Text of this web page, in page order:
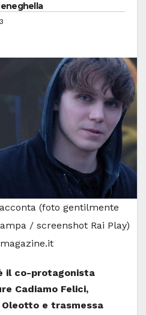
(foto gentilmente
/ screenshot Rai Play)
il co-protagonista
Cadiamo Felici,
e trasmessa